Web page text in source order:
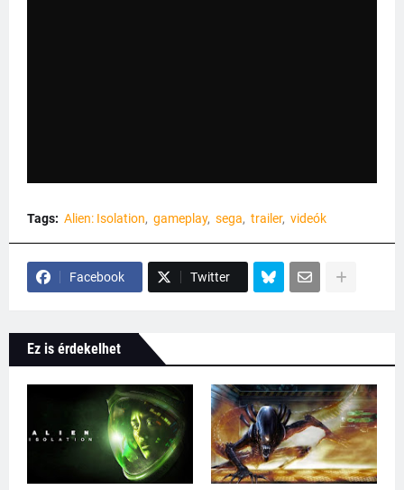
Tags: Alien: Isolation gameplay sega trailer videók
Facebook Twitter
Ez is érdekelhet